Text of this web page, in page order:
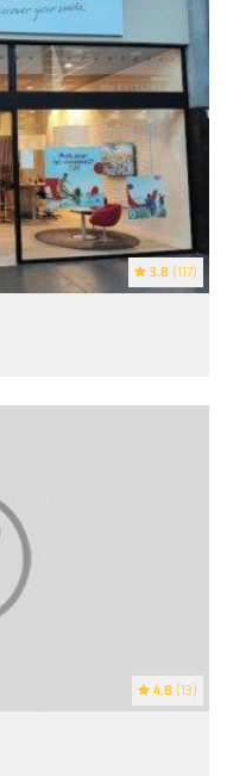
3.8 (117)
4.8 (13)